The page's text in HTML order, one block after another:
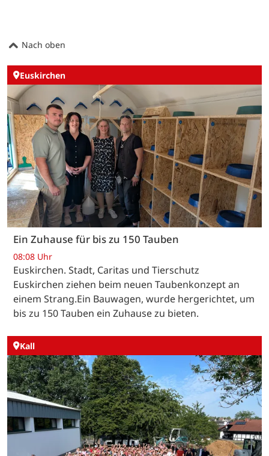
Nach oben
Euskirchen
Ein Zuhause für bis zu 150 Tauben
08:08 Uhr
Euskirchen. Stadt, Caritas und Tierschutz
Euskirchen ziehen beim neuen Taubenkonzept an
einem Strang.Ein Bauwagen, wurde hergerichtet, um
bis zu 150 Tauben ein Zuhause zu bieten.
Kall